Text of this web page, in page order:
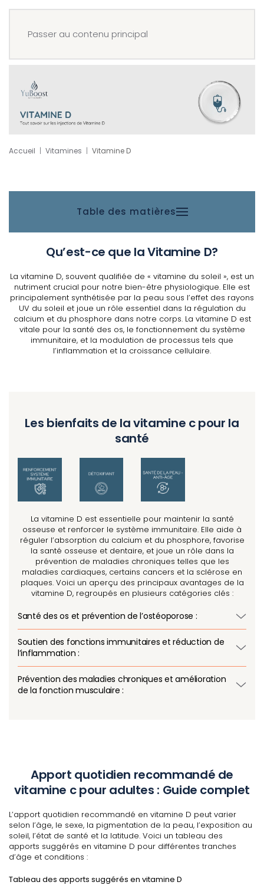
Passer au contenu principal
Accueil Vitamines Vitamine D
Table des matières
Qu’est-ce que la Vitamine D?
La vitamine D, souvent qualifiée de « vitamine du soleil », est un
nutriment crucial pour notre bien-être physiologique. Elle est
principalement synthétisée par la peau sous l’effet des rayons
UV du soleil et joue un rôle essentiel dans la régulation du
calcium et du phosphore dans notre corps. La vitamine D est
vitale pour la santé des os, le fonctionnement du système
immunitaire, et la modulation de processus tels que
l’inflammation et la croissance cellulaire.
Les bienfaits de la vitamine c pour la
santé
La vitamine D est essentielle pour maintenir la santé
osseuse et renforcer le système immunitaire. Elle aide à
réguler l’absorption du calcium et du phosphore, favorise
la santé osseuse et dentaire, et joue un rôle dans la
prévention de maladies chroniques telles que les
maladies cardiaques, certains cancers et la sclérose en
plaques. Voici un aperçu des principaux avantages de la
vitamine D, regroupés en plusieurs catégories clés :
Santé des os et prévention de l’ostéoporose :
Soutien des fonctions immunitaires et réduction de
l’inflammation :
Prévention des maladies chroniques et amélioration
de la fonction musculaire :
Apport quotidien recommandé de
vitamine c pour adultes : Guide complet
L’apport quotidien recommandé en vitamine D peut varier
selon l’âge, le sexe, la pigmentation de la peau, l’exposition au
soleil, l’état de santé et la latitude. Voici un tableau des
apports suggérés en vitamine D pour différentes tranches
d’âge et conditions :
Tableau des apports suggérés en vitamine D